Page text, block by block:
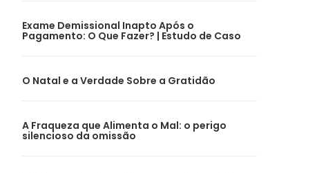
Exame Demissional Inapto Após o
Pagamento: O Que Fazer? | Estudo de Caso
O Natal e a Verdade Sobre a Gratidão
A Fraqueza que Alimenta o Mal: o perigo
silencioso da omissão